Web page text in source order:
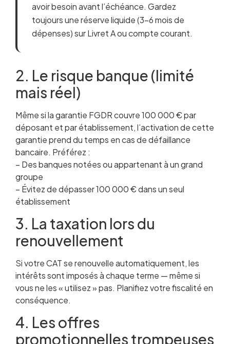
avoir besoin avant l’échéance. Gardez
toujours une réserve liquide (3-6 mois de
dépenses) sur Livret A ou compte courant.
2. Le risque banque (limité
mais réel)
Même si la garantie FGDR couvre 100 000 € par
déposant et par établissement, l’activation de cette
garantie prend du temps en cas de défaillance
bancaire. Préférez :
– Des banques notées ou appartenant à un grand
groupe
– Évitez de dépasser 100 000 € dans un seul
établissement
3. La taxation lors du
renouvellement
Si votre CAT se renouvelle automatiquement, les
intérêts sont imposés à chaque terme — même si
vous ne les « utilisez » pas. Planifiez votre fiscalité en
conséquence.
4. Les offres
promotionnelles trompeuses